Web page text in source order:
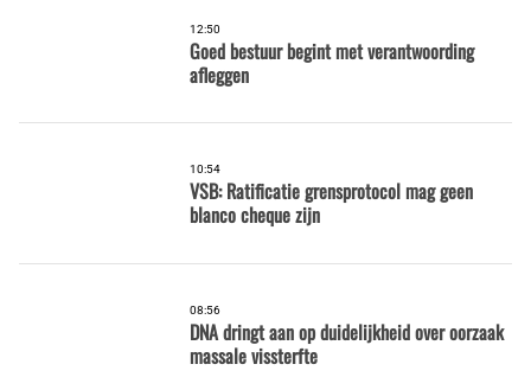
12:50
Goed bestuur begint met verantwoording
afleggen
10:54
VSB: Ratificatie grensprotocol mag geen
blanco cheque zijn
08:56
DNA dringt aan op duidelijkheid over oorzaak
massale vissterfte